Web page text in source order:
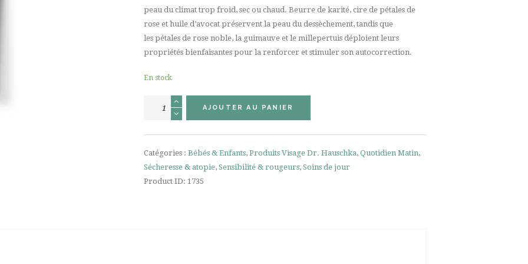
peau du climat trop froid, sec ou chaud. Beurre de karité, cire de pétales de
rose et huile d’avocat préservent la peau du dessèchement, tandis que
les pétales de rose noble, la guimauve et le millepertuis déploient leurs
propriétés bienfaisantes pour la renforcer et stimuler son autocorrection.
En stock
Jour
à
la
AJOUTER AU PANIER
Catégories : Bébés & Enfants, Produits Visage Dr. Hauschka, Quotidien Matin,
Sécheresse & atopie, Sensibilité & rougeurs, Soins de jour
Product ID: 1735